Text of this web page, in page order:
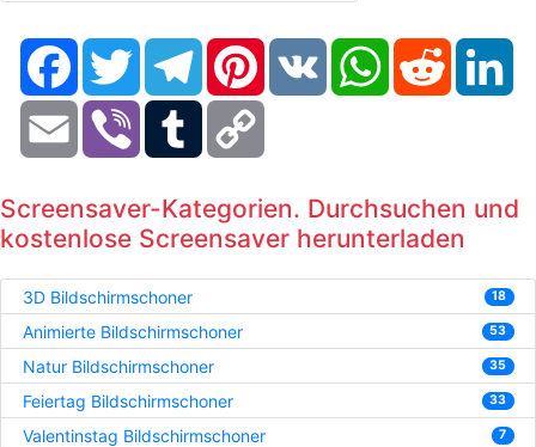
FacebookTwitter TelegramPinterestVK WhatsAppReddit
Email Viber Tumblr
Screensaver-Kategorien. Durchsuchen und
kostenlose Screensaver herunterladen
3D Bildschirmschoner 18
Animierte Bildschirmschoner 53
Natur Bildschirmschoner 35
Feiertag Bildschirmschoner 33
Valentinstag Bildschirmschoner 7